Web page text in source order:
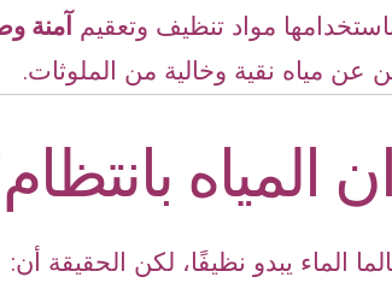
مواد تنظيف وتعقيم آمنة
عن مياه نقية وخالية من الملوثات.
المياه
الماء يبدو نظيفًا، لكن الحقيقة أن: